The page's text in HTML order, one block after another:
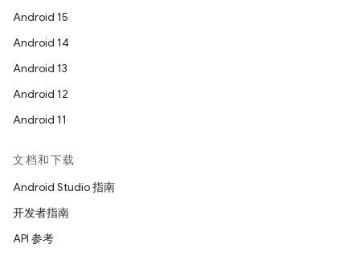
Android 15
Android 14
Android 13
Android 12
Android 11
文档和下载
Android Studio 指南
开发者指南
API 参考